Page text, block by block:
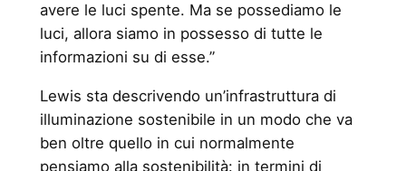
avere le luci spente. Ma se possediamo le
luci, allora siamo in possesso di tutte le
informazioni su di esse.”
Lewis sta descrivendo un’infrastruttura di
illuminazione sostenibile in un modo che va
ben oltre quello in cui normalmente
pensiamo alla sostenibilità: in termini di